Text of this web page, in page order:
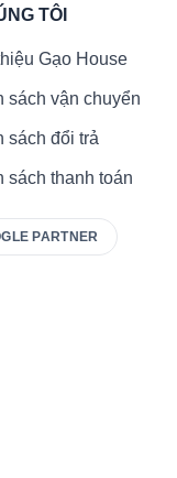
TÔI
Gạo House
sách vận chuyển
sách đổi trả
sách thanh toán
PARTNER